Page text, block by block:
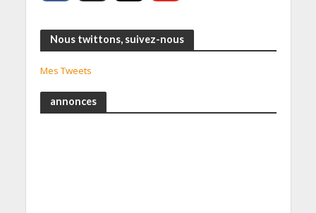
Nous twittons, suivez-nous
Mes Tweets
annonces